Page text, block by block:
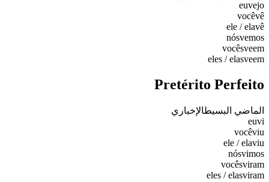
euvejo
vocêvê
ele / elavê
nósvemos
vocêsveem
eles / elasveem
Pretérito Perfeito
الماضي البسيطالإخباري
euvi
vocêviu
ele / elaviu
nósvimos
vocêsviram
eles / elasviram